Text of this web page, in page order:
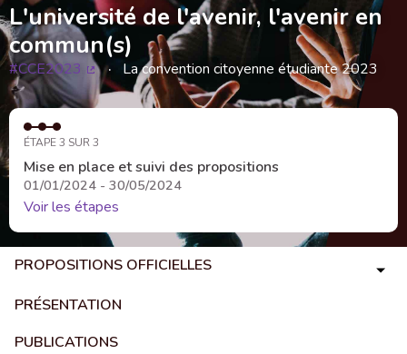
L'université de l'avenir, l'avenir en
commun(s)
#CCE2023
(Lien externe)
La convention citoyenne étudiante 2023
ÉTAPE 3 SUR 3
Mise en place et suivi des propositions
01/01/2024 - 30/05/2024
Voir les étapes
PROPOSITIONS OFFICIELLES
PRÉSENTATION
PUBLICATIONS